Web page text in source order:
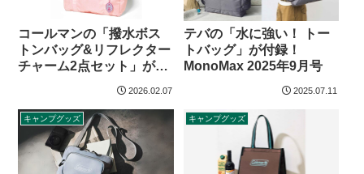
コールマンの「撥水ボス
トンバッグ&リフレクター
チャーム2点セット」が付
2026.02.07
テバの「水に強い！ トー
トバッグ」が付録！
MonoMax 2025年9月号
2025.07.11
キャンプグッズ キャンプグッズ